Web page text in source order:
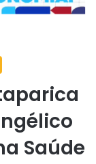
Saúde